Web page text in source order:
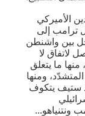
الأميركي
ترامب إلى
بين واشنطن
لاتفاق لا
ما يتعلق
ومنها
ستيف يتكوف
ونتنياهو...